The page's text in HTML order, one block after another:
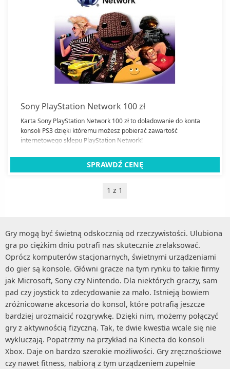
Sony PlayStation Network 100 zł
Karta Sony PlayStation Network 100 zł to doładowanie do konta
konsoli PS3 dzięki któremu możesz pobierać zawartość
internetowego sklepu PlayStation Network!
SPRAWDŹ CENĘ
1 z 1
Gry mogą być świetną odskocznią od rzeczywistości. Ulubiona
gra po ciężkim dniu potrafi nas skutecznie zrelaksować.
Oprócz komputerów stacjonarnych, świetnymi urządzeniami
do gier są konsole. Główni gracze na tym rynku to takie firmy
jak Microsoft, Sony czy Nintendo. Dla niektórych graczy, sam
pad czy joystick to zdecydowanie za mało. Istnieją bowiem
zróżnicowane akcesoria do konsol, które potrafią jeszcze
bardziej urozmaicić rozgrywkę. Dzięki nim, możemy połączyć
gry z aktywnością fizyczną. Tak, te dwie kwestia wcale się nie
wykluczają. Popatrzmy na przykład na Kinecta do konsoli
Xbox. Daje on bardzo szerokie możliwości. Gry zręcznościowe
czy nawet fitness, nabiorą z tym urządzeniem zupełnie